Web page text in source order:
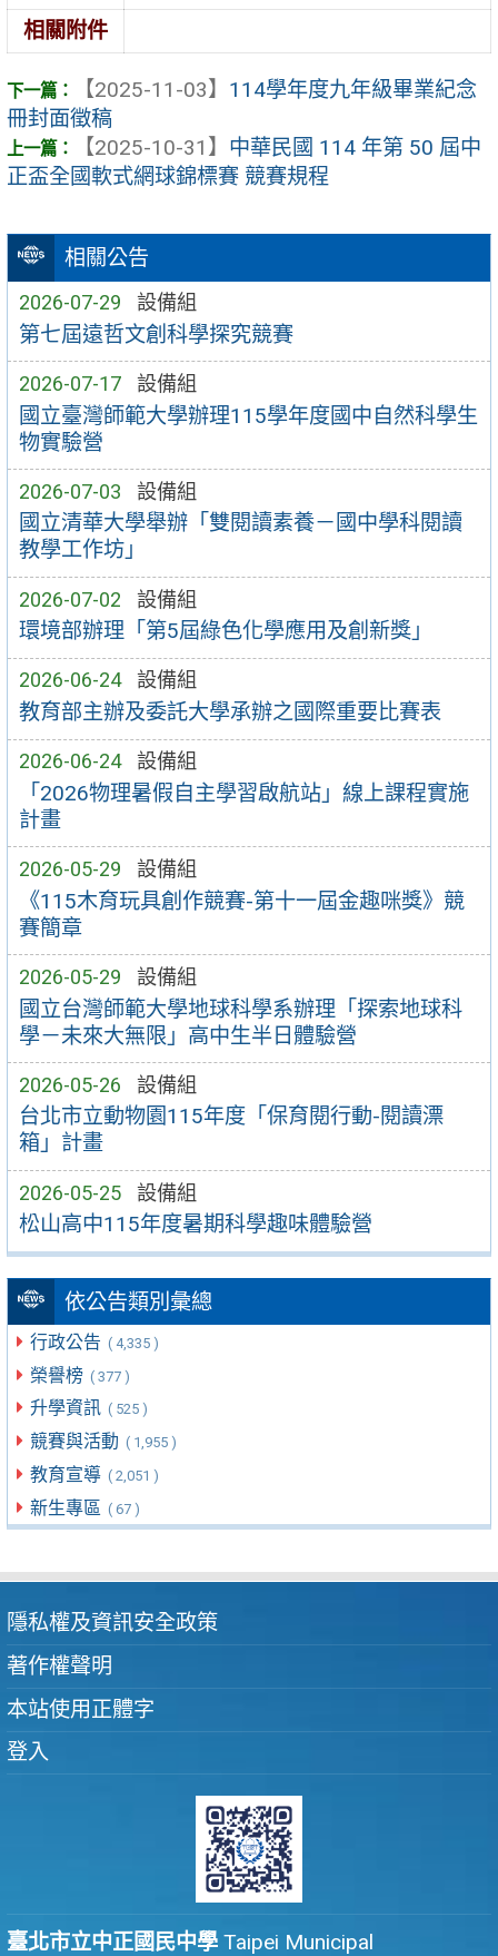
相關公告
2026-07-29 設備組
第七屆遠哲文創科學探究競賽
2026-07-17 設備組
國立臺灣師範大學辦理115學年度國中自然科學生
物實驗營
2026-07-03 設備組
國立清華大學舉辦「雙閱讀素養－國中學科閱讀
教學工作坊」
2026-07-02 設備組
環境部辦理「第5屆綠色化學應用及創新獎」
2026-06-24 設備組
教育部主辦及委託大學承辦之國際重要比賽表
2026-06-24 設備組
「2026物理暑假自主學習啟航站」線上課程實施
計畫
2026-05-29 設備組
《115木育玩具創作競賽-第十一屆金趣咪獎》競
賽簡章
2026-05-29 設備組
國立台灣師範大學地球科學系辦理「探索地球科
學－未來大無限」高中生半日體驗營
2026-05-26 設備組
台北市立動物園115年度「保育閱行動-閱讀漂
箱」計畫
2026-05-25 設備組
松山高中115年度暑期科學趣味體驗營
依公告類別彙總
行政公告 ( 4,335 )
榮譽榜 ( 377 )
升學資訊 ( 525 )
競賽與活動 ( 1,955 )
教育宣導 ( 2,051 )
新生專區 ( 67 )
相關附件
【2025-11-03】 114學年度九年級畢業紀念
冊封面徵稿
【2025-10-31】 中華民國 114 年第 50 屆中
正盃全國軟式網球錦標賽 競賽規程
隱私權及資訊安全政策
著作權聲明
本站使用正體字
登入
臺北市立中正國民中學 Taipei Municipal